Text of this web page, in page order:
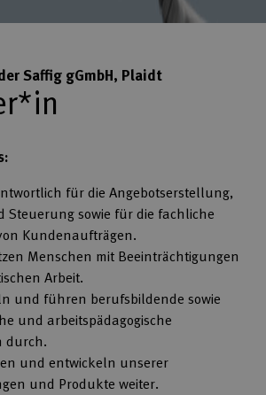
Saffig gGmbH, Plaidt
für die Angebotserstellung,
Steuerung sowie für die fachliche
Kundenaufträgen.
Menschen mit Beeinträchtigungen
Arbeit.
und führen berufsbildende sowie
und arbeitspädagogische
durch.
und entwickeln unserer
und Produkte weiter.